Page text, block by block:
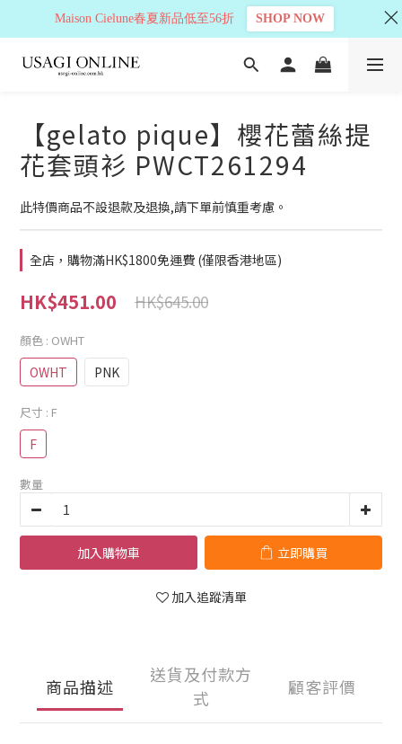
【gelato pique】櫻花蕾絲提
花套頭衫 PWCT261294
此特價商品不設退款及退換,請下單前慎重考慮。
全店，購物滿HK$1800免運費 (僅限香港地區)
HK$451.00 HK$645.00
顏色 : OWHT
OWHT PNK
尺寸 : F
F
數量
加入購物車 立即購買
加入追蹤清單
商品描述
送貨及付款方
式
顧客評價
Maison Cielune春夏新品低至56折 SHOP NOW